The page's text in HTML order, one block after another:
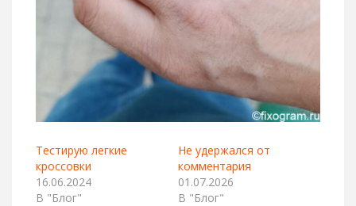
Тестирую легкие
кроссовки
16.06.2024
В "Блог"
Не удержался от
комментария
01.07.2026
В "Блог"